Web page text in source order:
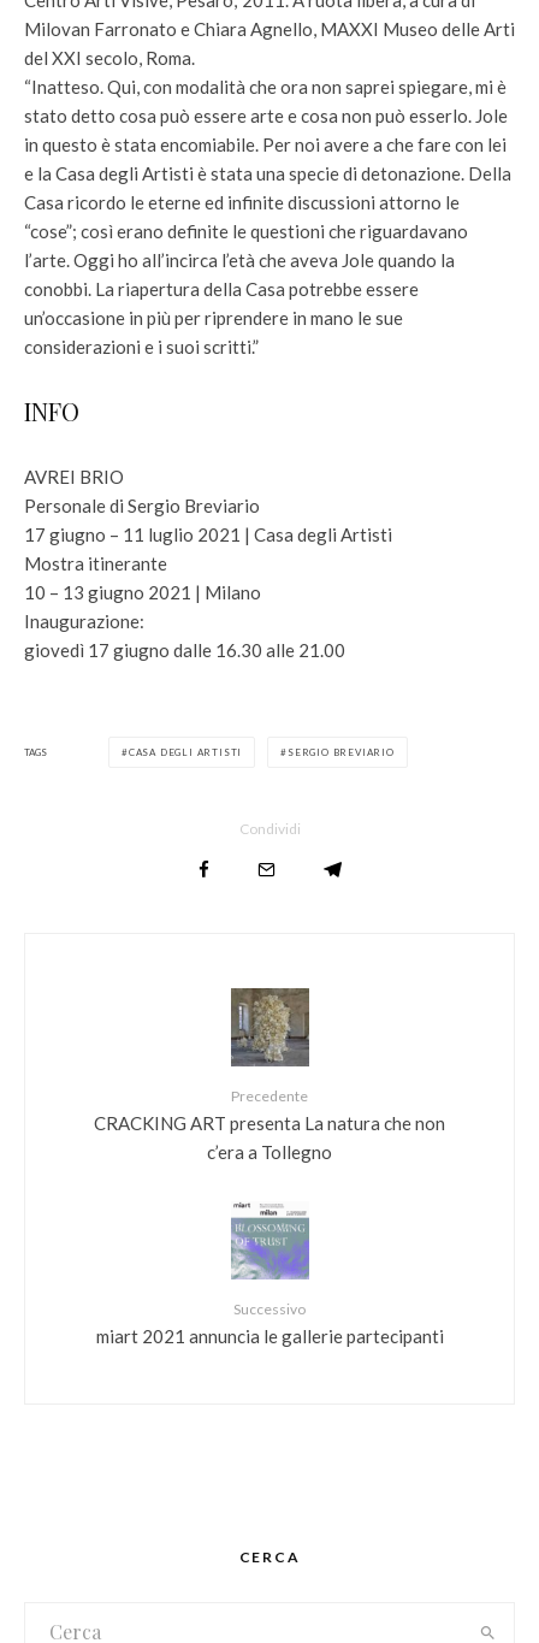
Milovan Farronato e Chiara Agnello, MAXXI Museo delle Arti
del XXI secolo, Roma.
“Inatteso. Qui, con modalità che ora non saprei spiegare, mi è
stato detto cosa può essere arte e cosa non può esserlo. Jole
in questo è stata encomiabile. Per noi avere a che fare con lei
e la Casa degli Artisti è stata una specie di detonazione. Della
Casa ricordo le eterne ed infinite discussioni attorno le
“cose”; così erano definite le questioni che riguardavano
l’arte. Oggi ho all’incirca l’età che aveva Jole quando la
conobbi. La riapertura della Casa potrebbe essere
un’occasione in più per riprendere in mano le sue
considerazioni e i suoi scritti.”
INFO
AVREI BRIO
Personale di Sergio Breviario
17 giugno – 11 luglio 2021 | Casa degli Artisti
Mostra itinerante
10 – 13 giugno 2021 | Milano
Inaugurazione:
giovedì 17 giugno dalle 16.30 alle 21.00
TAGS CASA DEGLI ARTISTI SERGIO BREVIARIO
Condividi
Precedente
CRACKING ART presenta La natura che non
c’era a Tollegno
Successivo
miart 2021 annuncia le gallerie partecipanti
CERCA